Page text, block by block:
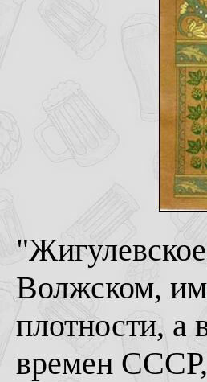
Волжском,
плотности, а
времен СССР,